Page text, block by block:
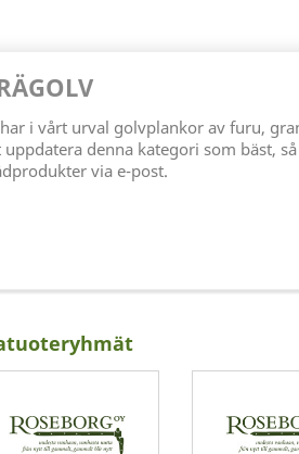
i vårt urval golvplankor av furu,
uppdatera denna kategori som bäst,
via e-post.